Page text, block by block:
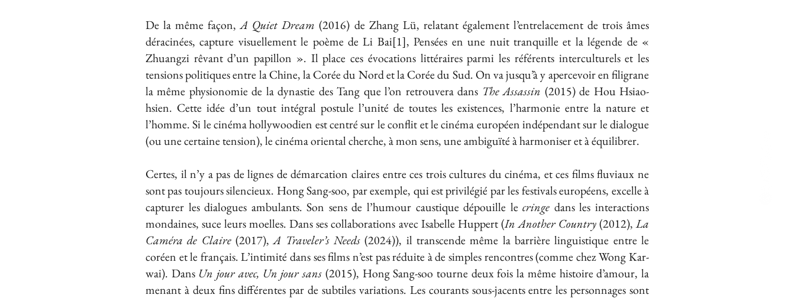
De la même façon,A Quiet Dream (2016) de Zhang Lü, relatant également l’entrelacement de trois âmes
déracinées, capture visuellement le poème de Li Bai[1], Pensées en une nuit tranquille et la légende de «
Zhuangzi rêvant d’un papillon ». Il place ces évocations littéraires parmi les référents interculturels et les
tensions politiques entre la Chine, la Corée du Nord et la Corée du Sud. On va jusqu’à y apercevoir en filigrane
la même physionomie de la dynastie des Tang que l’on retrouvera dans The Assassin (2015) de Hou Hsiao-
hsien. Cette idée d’un tout intégral postule l’unité de toutes les existences, l’harmonie entre la nature et
l’homme. Si le cinéma hollywoodien est centré sur le conflit et le cinéma européen indépendant sur le dialogue
(ou une certaine tension), le cinéma oriental cherche, à mon sens, une ambiguïté à harmoniser et à équilibrer.
Certes, il n’y a pas de lignes de démarcation claires entre ces trois cultures du cinéma, et ces films fluviaux ne
sont pas toujours silencieux. Hong Sang-soo, par exemple, qui est privilégié par les festivals européens, excelle à
capturer les dialogues ambulants. Son sens de l’humour caustique dépouille lecringe dans les interactions
mondaines, suce leurs moelles. Dans ses collaborations avec Isabelle Huppert (In Another Country(2012),La
Caméra de Claire(2017),A Traveler’s Needs (2024)), il transcende même la barrière linguistique entre le
coréen et le français. L’intimité dans ses films n’est pas réduite à de simples rencontres (comme chez Wong Kar-
wai). Dans Un jour avec, Un jour sans (2015), Hong Sang-soo tourne deux fois la même histoire d’amour, la
menant à deux fins différentes par de subtiles variations. Les courants sous-jacents entre les personnages sont